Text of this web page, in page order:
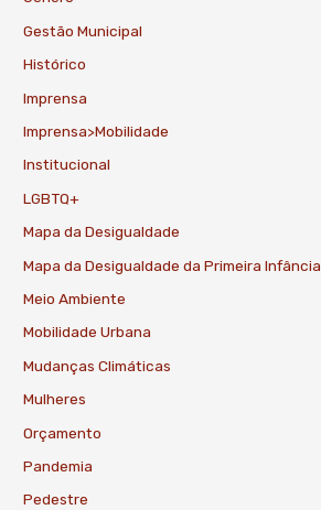
Gestão Municipal
Histórico
Imprensa
Imprensa>Mobilidade
Institucional
LGBTQ+
Mapa da Desigualdade
Mapa da Desigualdade da Primeira Infância
Meio Ambiente
Mobilidade Urbana
Mudanças Climáticas
Mulheres
Orçamento
Pandemia
Pedestre